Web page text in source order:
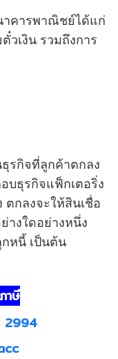
าคารพาณิชย์ได้แก่
วเงิน รวมถึงการ
ธุรกิจที่ลูกค้าตกลง
บธุรกิจแฟ็กเตอริ่ง
ตกลงจะให้สินเชื่อ
างใดอย่างหนึ่ง
กหนี้ เป็นต้น
าษี
2994